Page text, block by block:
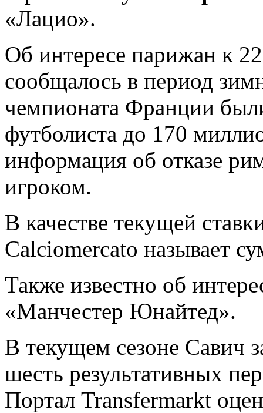
«Лацио».
Об интересе парижан к
сообщалось в период
чемпионата Франции
футболиста до 170
информация об отказе
игроком.
В качестве текущей
Calciomercato называет
Также известно об
«Манчестер Юнайтед».
В текущем сезоне Савич
шесть результативных
Портал Transfermarkt